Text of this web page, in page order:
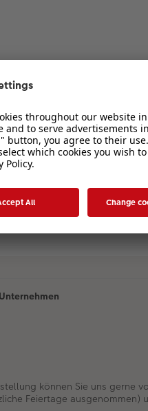
Unternehmen
können Sie uns
Feiertage ausgenommen)